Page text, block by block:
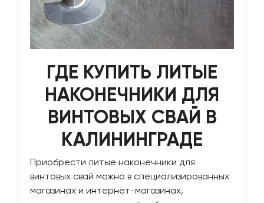
ГДЕ КУПИТЬ ЛИТЫЕ
НАКОНЕЧНИКИ ДЛЯ
ВИНТОВЫХ СВАЙ В
КАЛИНИНГРАДЕ
Приобрести литые наконечники для
винтовых свай можно в специализированных
магазинах и интернет-магазинах,